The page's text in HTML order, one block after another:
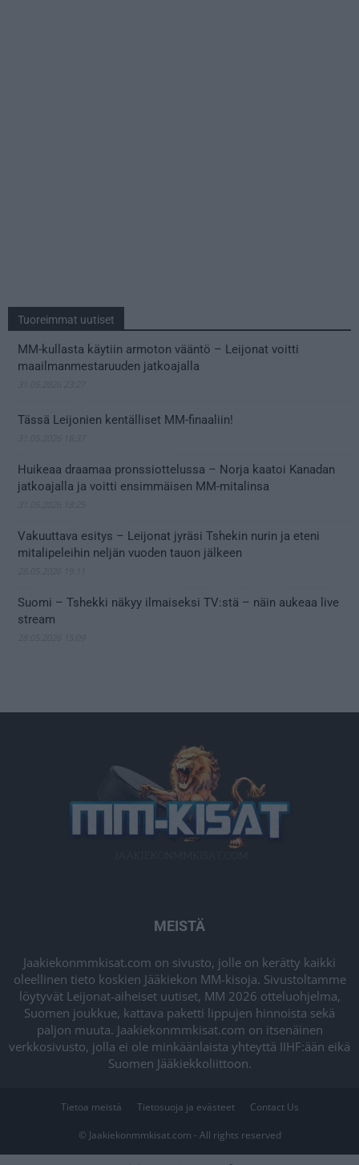
Tuoreimmat uutiset
MM-kullasta käytiin armoton vääntö – Leijonat voitti
maailmanmestaruuden jatkoajalla
Tässä Leijonien kentälliset MM-finaaliin!
Huikeaa draamaa pronssiottelussa – Norja kaatoi Kanadan
jatkoajalla ja voitti ensimmäisen MM-mitalinsa
Vakuuttava esitys – Leijonat jyräsi Tshekin nurin ja eteni
mitalipeleihin neljän vuoden tauon jälkeen
Suomi – Tshekki näkyy ilmaiseksi TV:stä – näin aukeaa live
stream
MEISTÄ
Jaakiekonmmkisat.com on sivusto, jolle on kerätty kaikki
oleellinen tieto koskien Jääkiekon MM-kisoja. Sivustoltamme
löytyvät Leijonat-aiheiset uutiset, MM 2026 otteluohjelma,
Suomen joukkue, kattava paketti lippujen hinnoista sekä
paljon muuta. Jaakiekonmmkisat.com on itsenäinen
verkkosivusto, jolla ei ole minkäänlaista yhteyttä IIHF:ään eikä
Suomen Jääkiekkoliittoon.
Tietoa meistä Tietosuoja ja evästeet Contact Us
© Jaakiekonmmkisat.com - All rights reserved